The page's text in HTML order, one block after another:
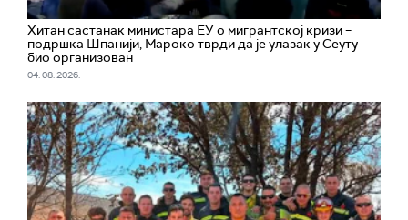
Хитан састанак министара ЕУ о мигрантској кризи –
подршка Шпанији, Мароко тврди да је улазак у Сеуту
био организован
04. 08. 2026.